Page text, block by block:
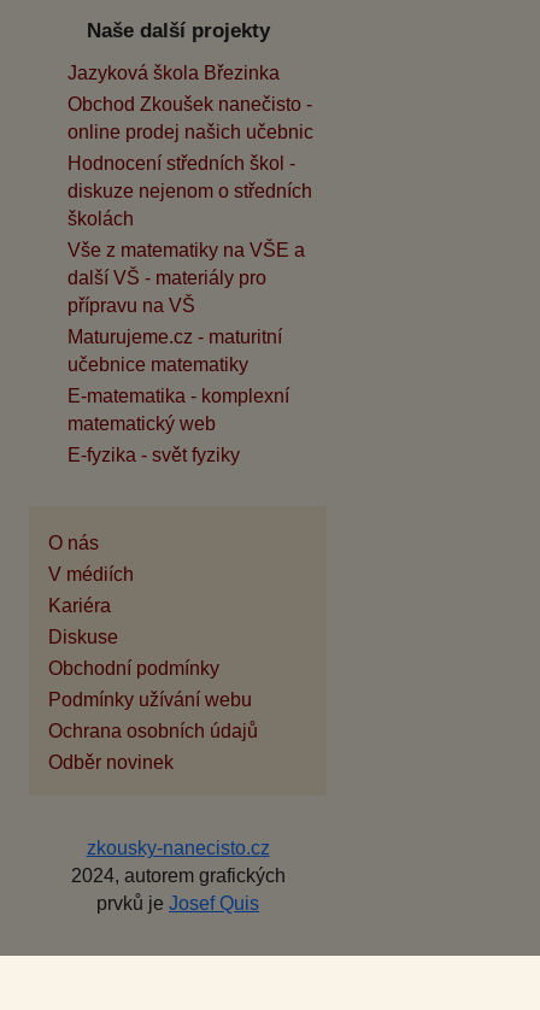
Naše další projekty
Jazyková škola Březinka
Obchod Zkoušek nanečisto -
online prodej našich učebnic
Hodnocení středních škol -
diskuze nejenom o středních
školách
Vše z matematiky na VŠE a
další VŠ - materiály pro
přípravu na VŠ
Maturujeme.cz - maturitní
učebnice matematiky
E-matematika - komplexní
matematický web
E-fyzika - svět fyziky
O nás
V médiích
Kariéra
Diskuse
Obchodní podmínky
Podmínky užívání webu
Ochrana osobních údajů
Odběr novinek
zkousky-nanecisto.cz
2024, autorem grafických
prvků je Josef Quis